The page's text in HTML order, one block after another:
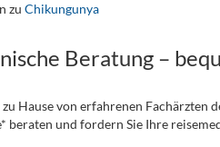
zu Chikungunya
Beratung –
zu Hause von erfahrenen Fachärzten
beraten und fordern Sie Ihre